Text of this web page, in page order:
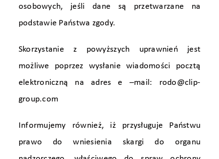
osobowych, jeśli dane są przetwarzane na
podstawie Państwa zgody.
Skorzystanie z powyższych uprawnień jest
możliwe poprzez wysłanie wiadomości pocztą
elektroniczną na adres e –mail: rodo@clip-
group.com
Informujemy również, iż przysługuje Państwu
prawo do wniesienia skargi do organu